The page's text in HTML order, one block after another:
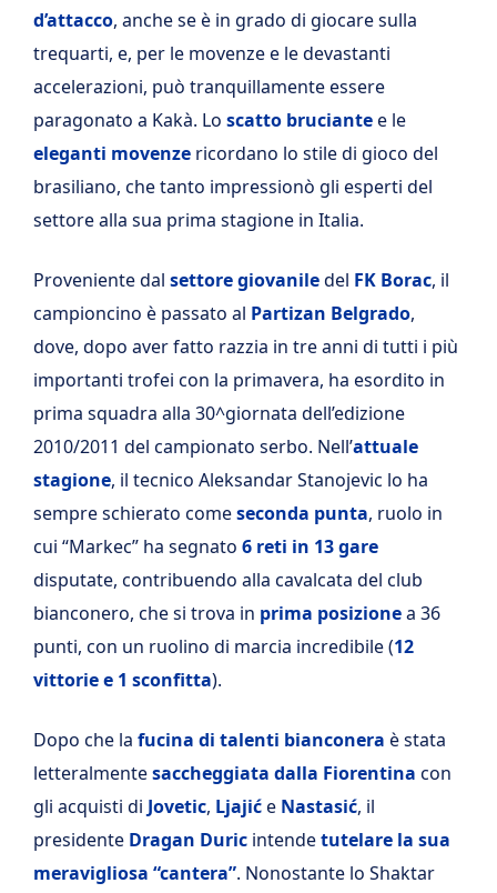
d’attacco, anche se è in grado di giocare sulla
trequarti, e, per le movenze e le devastanti
accelerazioni, può tranquillamente essere
paragonato a Kakà. Lo scatto bruciantee le
eleganti movenze ricordano lo stile di gioco del
brasiliano, che tanto impressionò gli esperti del
settore alla sua prima stagione in Italia.
Proveniente dal settore giovaniledel FK Borac, il
campioncino è passato al Partizan Belgrado,
dove, dopo aver fatto razzia in tre anni di tutti i più
importanti trofei con la primavera, ha esordito in
prima squadra alla 30^giornata dell’edizione
2010/2011 del campionato serbo. Nell’attuale
stagione, il tecnico Aleksandar Stanojevic lo ha
sempre schierato comeseconda punta, ruolo in
cui “Markec” ha segnato 6 reti in 13 gare
disputate, contribuendo alla cavalcata del club
bianconero, che si trova in prima posizionea 36
punti, con un ruolino di marcia incredibile (12
vittorie e 1 sconfitta).
Dopo che la fucina di talenti bianconera è stata
letteralmentesaccheggiata dalla Fiorentina con
gli acquisti di Jovetic, Ljajiće Nastasić, il
presidente Dragan Duric intendetutelare la sua
meravigliosa “cantera”. Nonostante lo Shaktar